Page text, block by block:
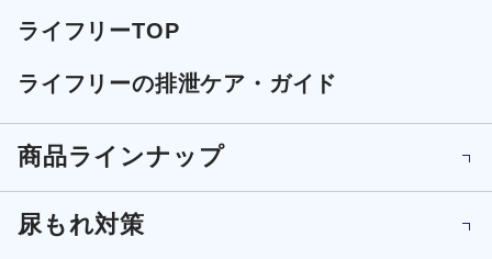
ライフリーTOP
ライフリーの排泄ケア・ガイド
商品ラインナップ
尿もれ対策